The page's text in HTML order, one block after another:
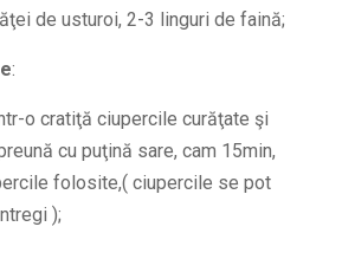
de usturoi, 2-3 linguri de faină;
:
o cratiţă ciupercile curăţate şi
cu puţină sare, cam 15min,
folosite,( ciupercile se pot
);